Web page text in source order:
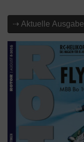
⇢ Aktuelle Ausgabe